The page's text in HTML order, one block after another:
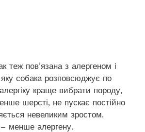
теж пов’язана з алергеном і
яку собака розповсюджує по
краще вибрати породу,
шерсті, не пускає постійно
невеликим зростом.
менше алергену.